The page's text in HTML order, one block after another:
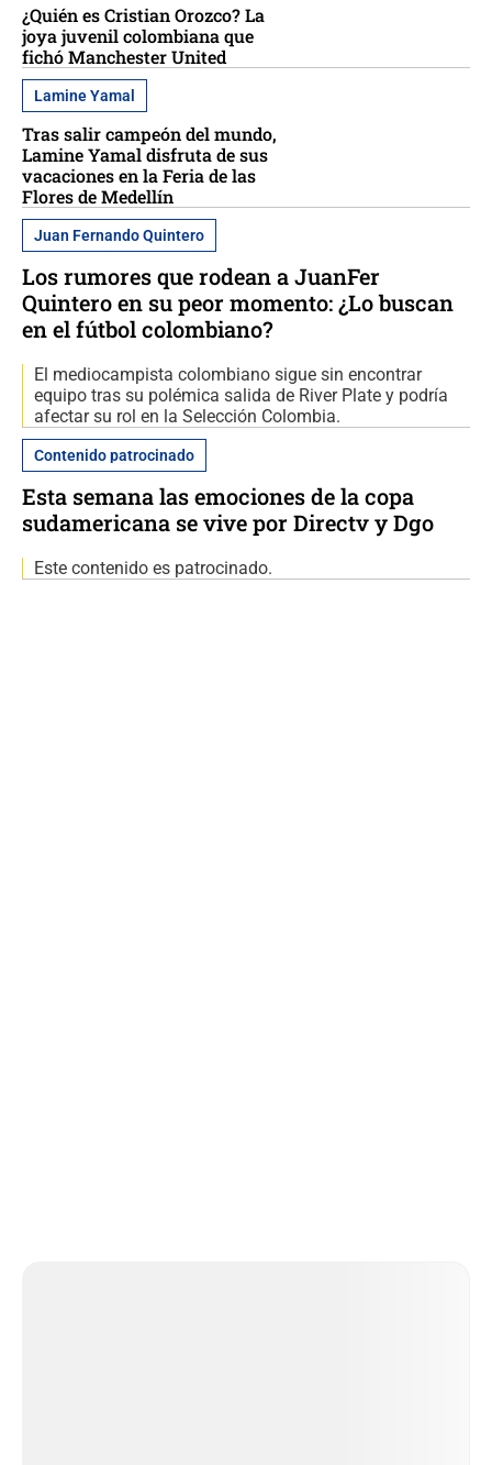
¿Quién es Cristian Orozco? La
joya juvenil colombiana que
fichó Manchester United
Lamine Yamal
Tras salir campeón del mundo,
Lamine Yamal disfruta de sus
vacaciones en la Feria de las
Flores de Medellín
Juan Fernando Quintero
Los rumores que rodean a JuanFer
Quintero en su peor momento: ¿Lo buscan
en el fútbol colombiano?
El mediocampista colombiano sigue sin encontrar
equipo tras su polémica salida de River Plate y podría
afectar su rol en la Selección Colombia.
Contenido patrocinado
Esta semana las emociones de la copa
sudamericana se vive por Directv y Dgo
Este contenido es patrocinado.